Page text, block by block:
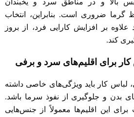
بالا و در مناطق سرد و یخبندان
گرما ضروری است. بنابراین، انتخاب
بر افزایش کارایی فرد، از بروز
کند.
کار برای اقلیم‌های سرد و برفی
لباس کار باید ویژگی‌های خاصی داشته
بدن و جلوگیری از نفوذ سرما باشد.
این اقلیم‌ها معمولاً از جنس‌هایی